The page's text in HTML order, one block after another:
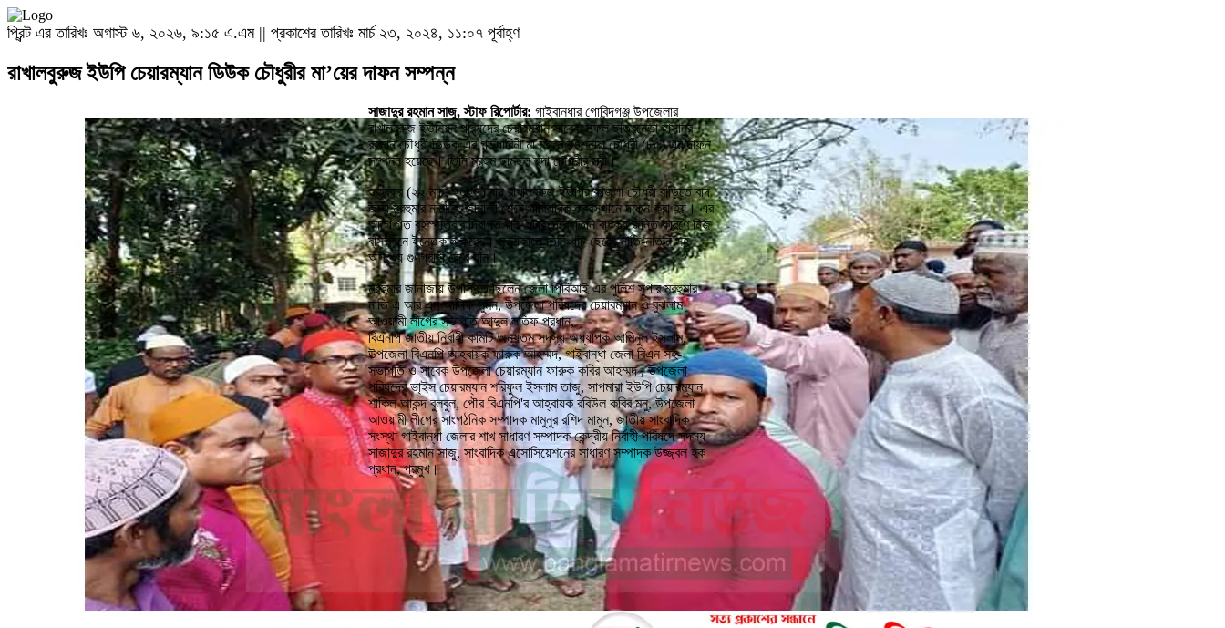
প্রিন্ট এর তারিখঃ অগাস্ট ৬, ২০২৬, ৯:১৫ এ.এম || প্রকাশের তারিখঃ মার্চ ২৩, ২০২৪, ১১:০৭ পূর্বাহ্ণ
রাখালবুরুজ ইউপি চেয়ারম্যান ডিউক চৌধুরীর মা’য়ের দাফন সম্পন্ন
সাজাদুর রহমান সাজু, স্টাফ রিপোর্টার: গাইবান্ধার গোবিন্দগঞ্জ উপজেলার
রাখালবুরুজ ইউনিয়ন পরিষদের চেয়ারম্যান সাবেক সফল ছাত্রনেতা হাসানুর
রহমান চৌধুরী ডিউক এর গর্ভধারিনী মা মরহুম রওশনারা চৌধুরী (৮৫) এর দাফন
সম্পন্ন হয়েছে। তিনি মরহুম ছামছুল হুদা চৌধুরীর স্ত্রী।
শুক্রবার (২২ মার্চ, ২০২৪) বাদ রাখালবুরুজ ইউপির কাজলা চৌধুরী বাড়িতে বাদ
জুম্মা মরহুমার নামাজে জানাজা শেষে পারিবারিক কবরস্থানে দাফন করা হয়। এর
আগে গত বৃহস্পতিবার দিবাগত রাত ২টার দিকে তিনি বার্ধক্য জনিত কারণে নিজ
বাসভবনে ইন্তেকাল করেন। মৃত্যুকালে তিনি পাঁচ ছেলে, নাতি-নাতনি সহ
অসংখ্য গুণগ্রাহী রেখে যান।
মরহুমার জানাজায় উপস্থিত ছিলেন জেলা পিবিআই এর পুলিশ সুপার মরহুমার
নাতি এ আর এম আলিফ সুমন, উপজেলা পরিষদের চেয়ারম্যান ও বুঝলাম
আওয়ামী লীগের সভাপতি আব্দুল লতিফ প্রধান,
বিএনপি জাতীয় নির্বাহী কমিটি অন্যতম সদস্য অধ্যাপক আমিনুল ইসলাম,
উপজেলা বিএনপি আহ্বায়ক ফারুক আহম্মদ, গাইবান্ধা জেলা বিএন সহ-
সভাপতি ও সাবেক উপজেলা চেয়ারম্যান ফারুক কবির আহম্মদ , উপজেলা
পরিষদের ভা্ইস চেয়ারম্যান শরিফুল ইসলাম তাজু, সাপমারা ইউপি চেয়ারম্যান
শাকিল আকন্দ বুলবুল, পৌর বিএনপি'র আহ্বায়ক রবিউল কবির মনু, উপজেলা
আওয়ামী লীগের সাংগঠনিক সম্পাদক মামুনুর রশিদ মামুন, জাতীয় সাংবাদিক
সংস্থা গাইবান্ধা জেলার শাখ সাধারণ সম্পাদক কেন্দ্রীয় নির্বাহী পরিষদে সদস্য
সাজাদুর রহমান সাজু, সাংবাদিক এসোসিয়েশনের সাধারণ সম্পাদক উজ্জ্বল হক
প্রধান, প্রমুখ।